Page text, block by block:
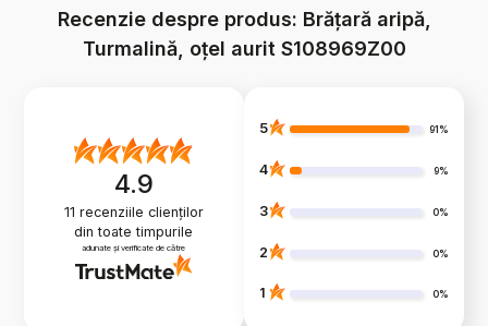
Recenzie despre produs: Brățară aripă,
Turmalină, oțel aurit S108969Z00
4.9
11 recenziile clienților
din toate timpurile
adunate și verificate de către
5 91%
4 9%
3 0%
2 0%
1 0%